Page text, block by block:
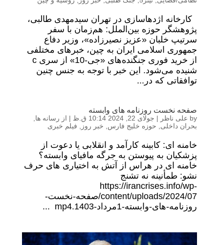
کارخانه اژدها‌سازی در تهران سیدمهدی طالبی،
پژوهشگر حوزه بین‌الملل: هم‌زمان با سفر
سرتیپ خلبان «عزیز نصیرزاده»، وزیر دفاع
جمهوری اسلامی ایران به چین، خبر‌های مختلفی
از خرید فوری جنگنده‌های «جی-10» از سری c
شنیده می‌شود. این خبر با توجه به جنس چنین
توافقاتی که در...
صفحه نخست روزنامه های وابسته
by علی ناظر | جولای 22, 2024 10:14 ق.ظ | از رسانه ها
بحران داخلی
حوزه خلیج فارس خبر روز فیلم خبری
خامنه ای: کابینه کارآمد و انقلابی یا دعوت از
پزشکیان به پیوستن به جرگه مافیای وابسته؟
خامنه ای در هراس از آتش به اختیاری های حرف
نشو: طمأنینه نه تشنج
https://irancrises.info/wp-
content/uploads/2024/07/صفحه-نخست-
روزنامه-های-وابسته-1مرداد-1403.mp4 ...